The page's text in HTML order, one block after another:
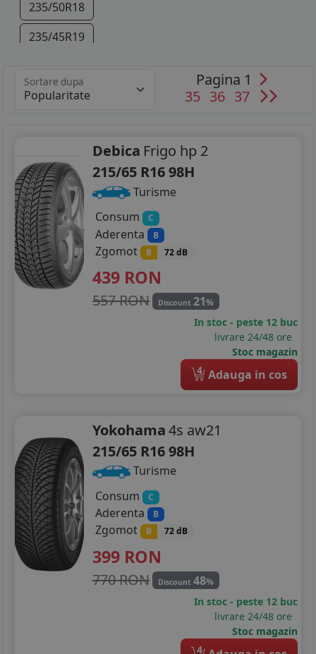
235/50R18
235/45R19
Sortare dupa
Pagina 1
35 36 37
Debica Frigo hp 2
215/65 R16 98H
Turisme
Consum
C
Aderenta B
Zgomot B 72 dB
439 RON
557 RON Discount 21%
In stoc - peste 12 buc
livrare 24/48 ore
Stoc magazin
4 Adauga in cos
Yokohama4s aw21
215/65 R16 98H
Turisme
Consum
C
Aderenta B
Zgomot B 72 dB
399 RON
770 RON Discount 48%
In stoc - peste 12 buc
livrare 24/48 ore
Stoc magazin
4